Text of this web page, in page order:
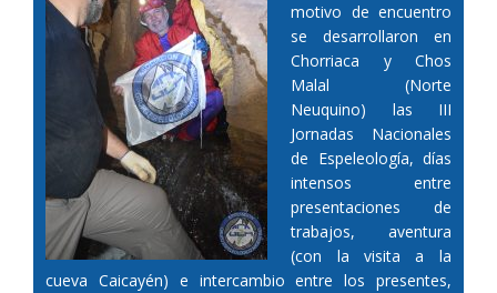
motivo de encuentro
se desarrollaron en
Chorriaca y Chos
Malal (Norte
Neuquino) las III
Jornadas Nacionales
de Espeleología, días
intensos entre
presentaciones de
trabajos, aventura
(con la visita a la
cueva Caicayén) e intercambio entre los presentes,